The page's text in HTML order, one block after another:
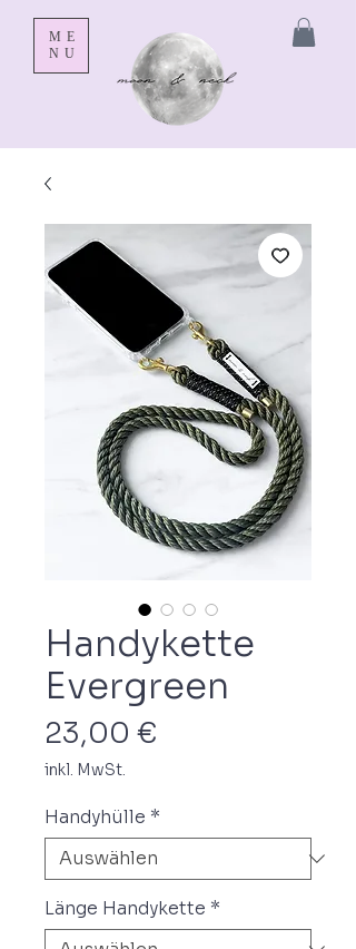
ME
NU
Handykette
Evergreen
23,00 €
inkl. MwSt.
Handyhülle *
Länge Handykette *